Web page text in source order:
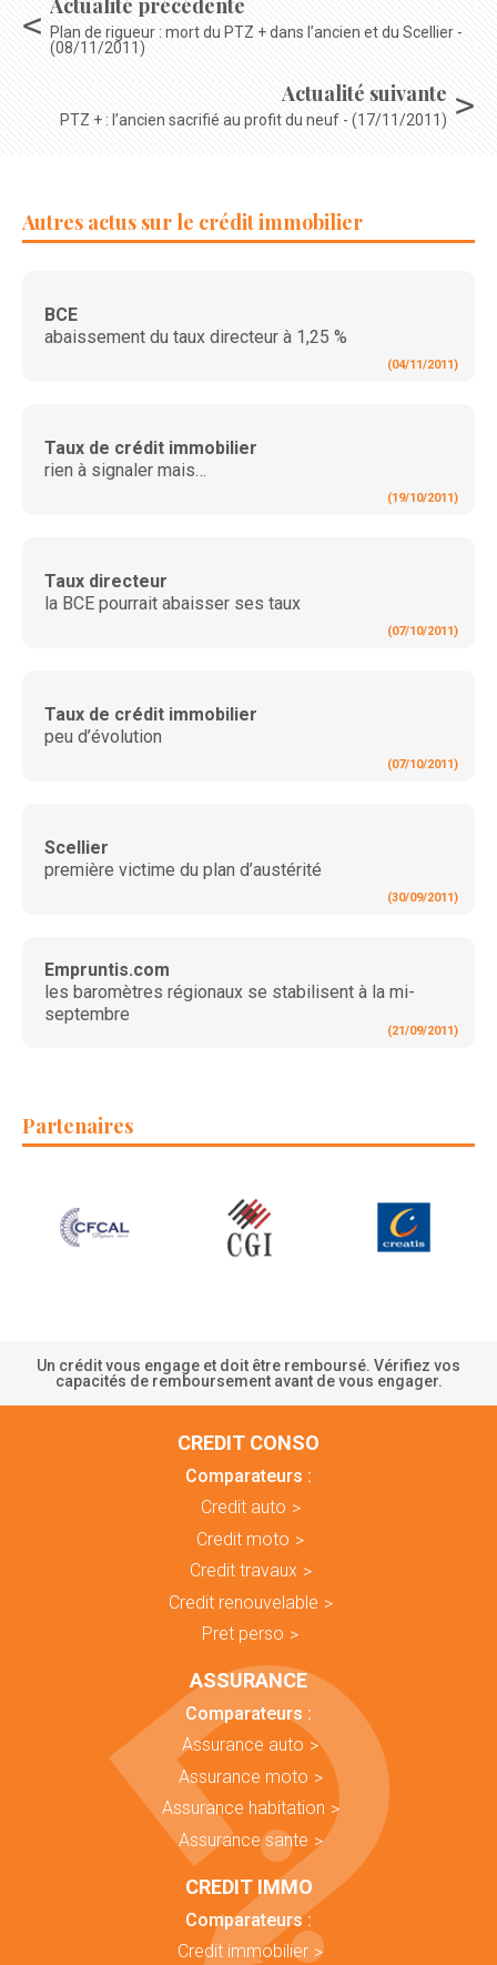
Actualité précédente
Plan de rigueur : mort du PTZ + dans l’ancien et du Scellier -
(08/11/2011)
Actualité suivante
PTZ + : l’ancien sacrifié au profit du neuf - (17/11/2011)
Autres actus sur le crédit immobilier
BCE
abaissement du taux directeur à 1,25 %
(04/11/2011)
Taux de crédit immobilier
rien à signaler mais…
(19/10/2011)
Taux directeur
la BCE pourrait abaisser ses taux
(07/10/2011)
Taux de crédit immobilier
peu d’évolution
(07/10/2011)
Scellier
première victime du plan d’austérité
(30/09/2011)
Empruntis.com
les baromètres régionaux se stabilisent à la mi-
septembre
(21/09/2011)
Partenaires
Un crédit vous engage et doit être remboursé. Vérifiez vos
capacités de remboursement avant de vous engager.
CREDIT CONSO
Comparateurs :
Credit auto
Credit moto
Credit travaux
Credit renouvelable
Pret perso
ASSURANCE
Comparateurs :
Assurance auto
Assurance moto
Assurance habitation
Assurance sante
CREDIT IMMO
Comparateurs :
Credit immobilier